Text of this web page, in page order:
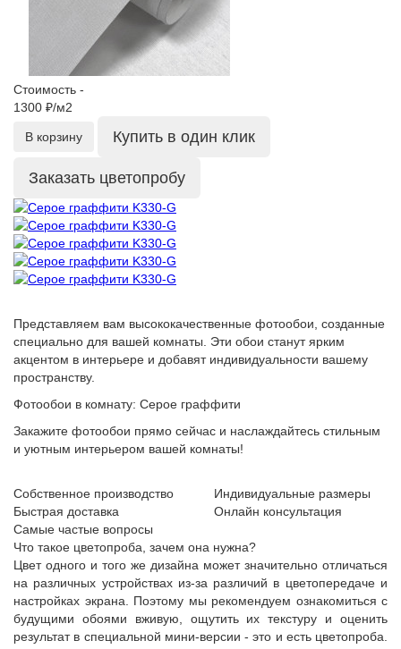
Стоимость -
1300 ₽/м2
В корзину Купить в один клик
Заказать цветопробу
Представляем вам высококачественные фотообои, созданные
специально для вашей комнаты. Эти обои станут ярким
акцентом в интерьере и добавят индивидуальности вашему
пространству.
Фотообои в комнату: Серое граффити
Закажите фотообои прямо сейчас и наслаждайтесь стильным
и уютным интерьером вашей комнаты!
Собственное производство
Индивидуальные размеры
Быстрая доставка
Онлайн консультация
Самые частые вопросы
Что такое цветопроба, зачем она нужна?
Цвет одного и того же дизайна может значительно отличаться
на различных устройствах из-за различий в цветопередаче и
настройках экрана. Поэтому мы рекомендуем ознакомиться с
будущими обоями вживую, ощутить их текстуру и оценить
результат в специальной мини-версии - это и есть цветопроба.